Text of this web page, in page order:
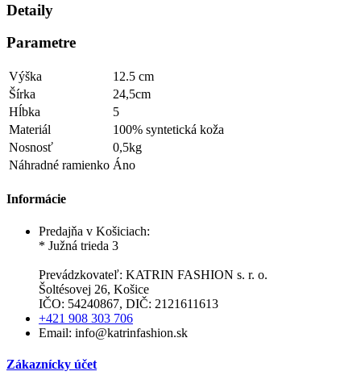
Detaily
Parametre
Výška
12.5 cm
Šírka
24,5cm
Hĺbka
5
Materiál
100% syntetická koža
Nosnosť
0,5kg
Náhradné ramienko Áno
Informácie
Predajňa v Košiciach:
* Južná trieda 3
Prevádzkovateľ: KATRIN FASHION s. r. o.
Šoltésovej 26, Košice
IČO: 54240867, DIČ: 2121611613
+421 908 303 706
Email: info@katrinfashion.sk
Zákaznícky účet